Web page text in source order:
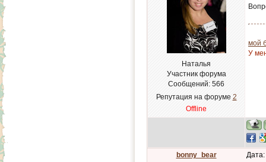
Наталья
Участник форума
Сообщений: 566
Репутация на форуме 2
Offline
мой
У
bonny_bear